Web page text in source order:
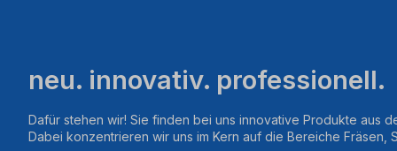
neu. innovativ. professionell.
Dafür stehen wir! Sie finden bei uns innovative Produkte aus
Dabei konzentrieren wir uns im Kern auf die Bereiche Fräsen,